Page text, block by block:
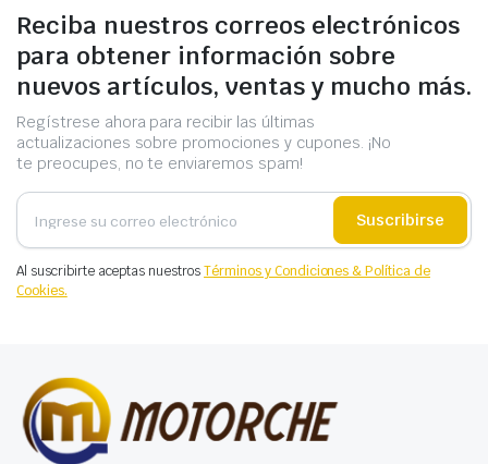
Reciba nuestros correos electrónicos
para obtener información sobre
nuevos artículos, ventas y mucho más.
Regístrese ahora para recibir las últimas
actualizaciones sobre promociones y cupones. ¡No
te preocupes, no te enviaremos spam!
Suscribirse
Al suscribirte aceptas nuestrosTérminos y Condiciones & Política de
Cookies.